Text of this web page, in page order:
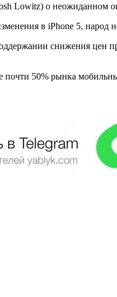
Lowitz) о неожиданном
в iPhone 5, народ
снижения цен
почти 50% рынка